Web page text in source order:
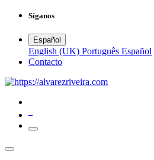
Síganos
Español
English (UK) Português Español
​Contacto